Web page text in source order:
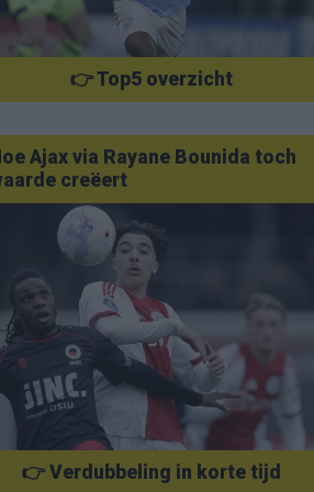
👉 Top5 overzicht
Ajax via Rayane Bounida toch
creëert
👉 Verdubbeling in korte tijd